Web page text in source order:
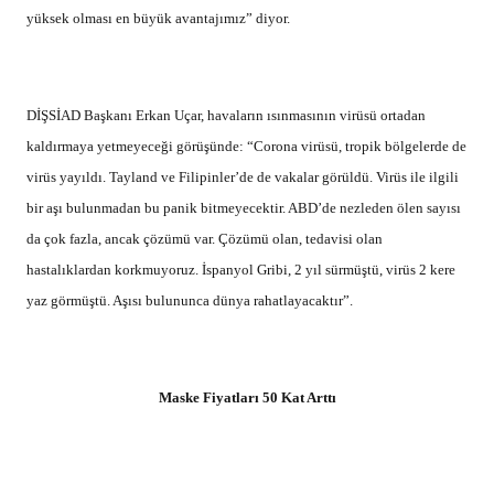
yüksek olması en büyük avantajımız” diyor.
DİŞSİAD Başkanı Erkan Uçar, havaların ısınmasının virüsü ortadan
kaldırmaya yetmeyeceği görüşünde: “Corona virüsü, tropik bölgelerde de
virüs yayıldı. Tayland ve Filipinler’de de vakalar görüldü. Virüs ile ilgili
bir aşı bulunmadan bu panik bitmeyecektir. ABD’de nezleden ölen sayısı
da çok fazla, ancak çözümü var. Çözümü olan, tedavisi olan
hastalıklardan korkmuyoruz. İspanyol Gribi, 2 yıl sürmüştü, virüs 2 kere
yaz görmüştü. Aşısı bulununca dünya rahatlayacaktır”.
Maske Fiyatları 50 Kat Arttı